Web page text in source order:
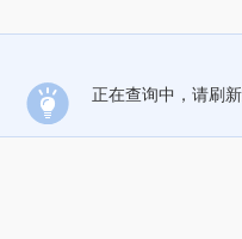
正在查询中，请刷